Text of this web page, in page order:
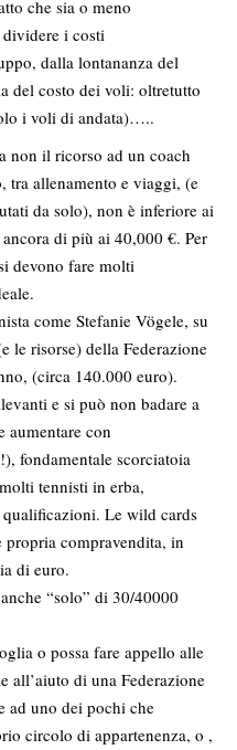
che sia o meno
i costi
dalla lontananza del
del costo dei voli: oltretutto
i voli di andata)…..
non il ricorso ad un coach
tra allenamento e viaggi, (e
da solo), non è inferiore ai
di più ai 40,000 €. Per
devono fare molti
come Stefanie Vögele, su
le risorse) della Federazione
(circa 140.000 euro).
e si può non badare a
aumentare con
fondamentale scorciatoia
tennisti in erba,
Le wild cards
propria compravendita, in
di euro.
“solo” di 30/40000
o possa fare appello alle
all’aiuto di una Federazione
ad uno dei pochi che
circolo di appartenenza, o ,